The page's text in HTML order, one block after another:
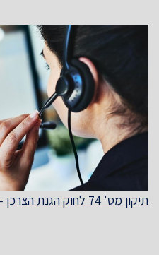
תיקון מס' 74 לחוק הגנת הצרכן – חובת הקלטת שיחות